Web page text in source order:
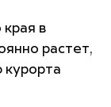
в
растет,